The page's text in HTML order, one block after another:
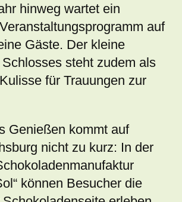
hinweg wartet ein
auf
Gäste. Der kleine
steht zudem als
für Trauungen zur
Genießen kommt auf
nicht zu kurz: In der
können Besucher die